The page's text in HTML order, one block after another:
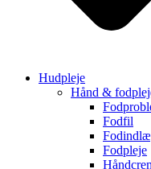
Hudpleje
Hånd &
Fodfil
Fodpleje